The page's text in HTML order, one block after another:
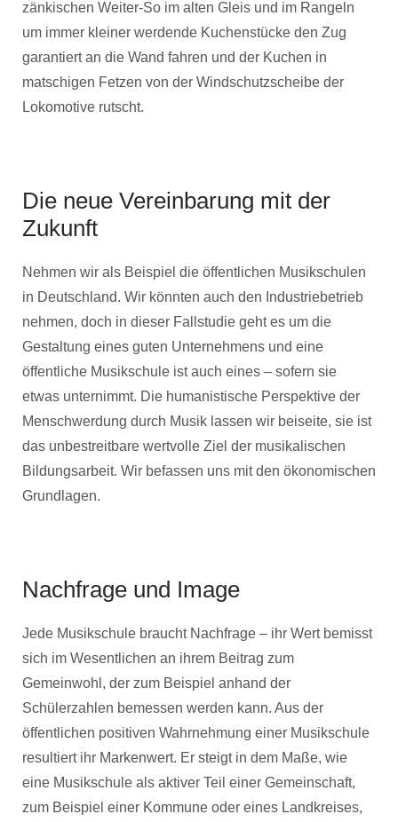
zänkischen Weiter-So im alten Gleis und im Rangeln
um immer kleiner werdende Kuchenstücke den Zug
garantiert an die Wand fahren und der Kuchen in
matschigen Fetzen von der Windschutzscheibe der
Lokomotive rutscht.
Die neue Vereinbarung mit der
Zukunft
Nehmen wir als Beispiel die öffentlichen Musikschulen
in Deutschland. Wir könnten auch den Industriebetrieb
nehmen, doch in dieser Fallstudie geht es um die
Gestaltung eines guten Unternehmens und eine
öffentliche Musikschule ist auch eines – sofern sie
etwas unternimmt. Die humanistische Perspektive der
Menschwerdung durch Musik lassen wir beiseite, sie ist
das unbestreitbare wertvolle Ziel der musikalischen
Bildungsarbeit. Wir befassen uns mit den ökonomischen
Grundlagen.
Nachfrage und Image
Jede Musikschule braucht Nachfrage – ihr Wert bemisst
sich im Wesentlichen an ihrem Beitrag zum
Gemeinwohl, der zum Beispiel anhand der
Schülerzahlen bemessen werden kann. Aus der
öffentlichen positiven Wahrnehmung einer Musikschule
resultiert ihr Markenwert. Er steigt in dem Maße, wie
eine Musikschule als aktiver Teil einer Gemeinschaft,
zum Beispiel einer Kommune oder eines Landkreises,